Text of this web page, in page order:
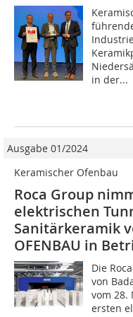
in der...
Ausgabe 01/2024
Keramischer Ofenbau
Roca Group
elektrischen
Sanitärkeramik
OFENBAU in
Die
von
vom 28.
ersten